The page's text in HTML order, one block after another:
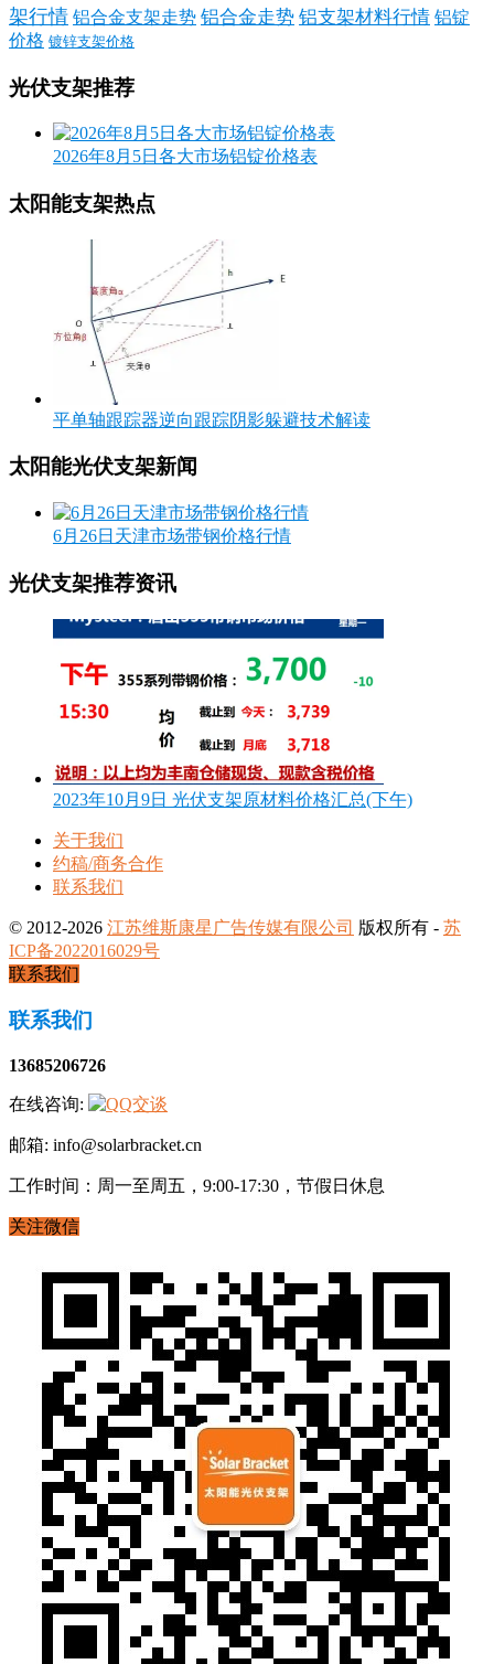
架行情 铝合金支架走势 铝合金走势 铝支架材料行情 铝锭
价格 镀锌支架价格
光伏支架推荐
2026年8月5日各大市场铝锭价格表
太阳能支架热点
平单轴跟踪器逆向跟踪阴影躲避技术解读
太阳能光伏支架新闻
6月26日天津市场带钢价格行情
光伏支架推荐资讯
2023年10月9日 光伏支架原材料价格汇总(下午)
关于我们
约稿/商务合作
联系我们
© 2012-2026 江苏维斯康星广告传媒有限公司 版权所有 - 苏
ICP备2022016029号
联系我们
联系我们
13685206726
在线咨询:
邮箱: info@solarbracket.cn
工作时间：周一至周五，9:00-17:30，节假日休息
关注微信